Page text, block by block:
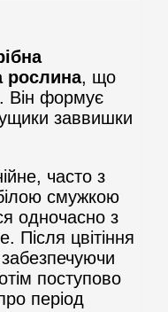
рослина, що
Він формує
заввишки
часто з
смужкою
одночасно з
Після цвітіння
поступово
період